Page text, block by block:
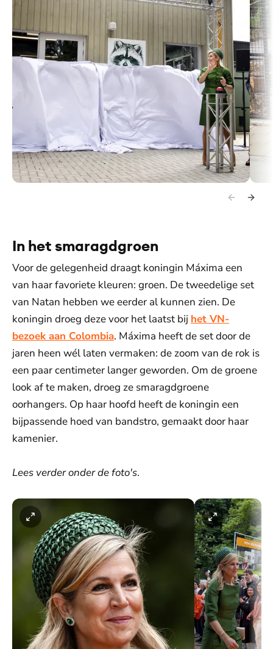
Koningin Máxima opent het nieuwe zoogdierengebouw (2026). De
In het smaragdgroen
Voor de gelegenheid draagt koningin Máxima een
van haar favoriete kleuren: groen. De tweedelige set
van Natan hebben we eerder al kunnen zien. De
koningin droeg deze voor het laatst bij het VN-
bezoek aan Colombia. Máxima heeft de set door de
jaren heen wél laten vermaken: de zoom van de rok is
een paar centimeter langer geworden. Om de groene
look af te maken, droeg ze smaragdgroene
oorhangers. Op haar hoofd heeft de koningin een
bijpassende hoed van bandstro, gemaakt door haar
kamenier.
Lees verder onder de foto's.